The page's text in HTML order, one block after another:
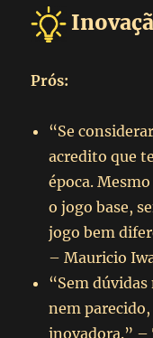
Prós:
“Se
acredito que
época.
o jogo base,
jogo bem
– Mauricio
“Sem
nem
inovadora.” –